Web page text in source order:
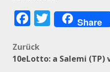
Facebook
Twitter
Share
Zurück
10eLotto: a Salemi (TP)